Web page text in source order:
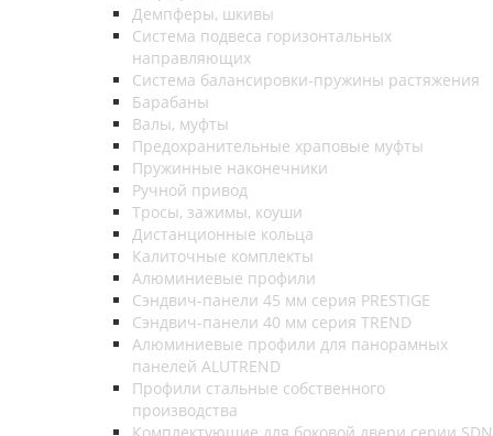
Демпферы, шкивы
Система подвеса горизонтальных
направляющих
Система балансировки-пружины растяжения
Барабаны
Валы, муфты
Предохранительные храповые муфты
Пружинные наконечники
Ручной привод
Тросы, зажимы, коуши
Дистанционные кольца
Калиточные комплекты
Алюминиевые профили
Сэндвич-панели 45 мм серия PRESTIGE
Сэндвич-панели 40 мм серия TREND
Алюминиевые профили для панорамных
панелей ALUTREND
Профили стальные собственного
производства